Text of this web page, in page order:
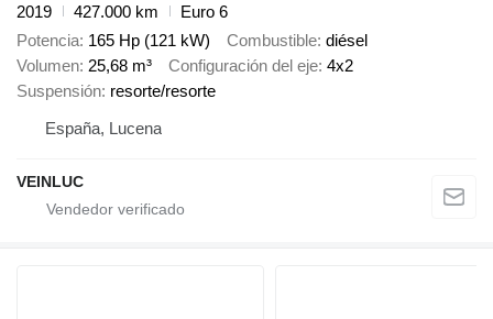
2019
427.000 km
Euro 6
Potencia 165 Hp (121 kW) Combustible diésel
Volumen 25,68 m³ Configuración del eje 4x2
Suspensión resorte/resorte
España, Lucena
VEINLUC